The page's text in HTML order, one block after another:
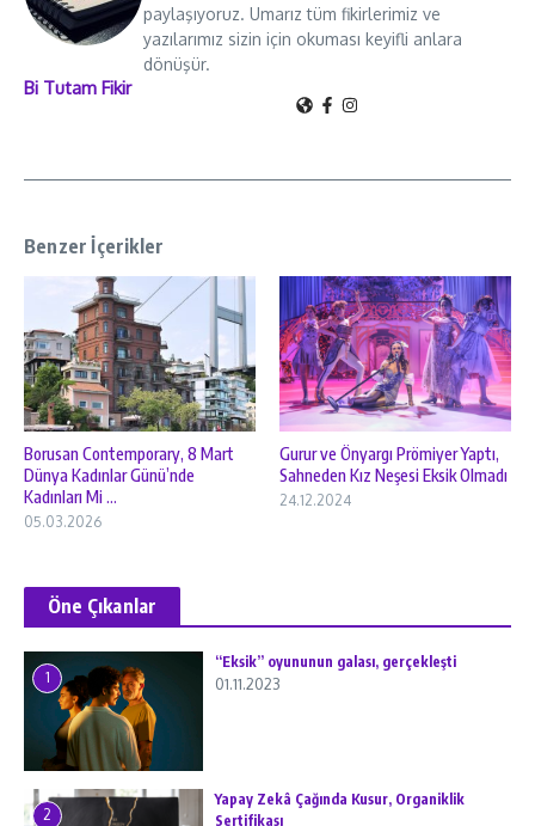
Bi Tutam Fikir
paylaşıyoruz. Umarız tüm fikirlerimiz ve
yazılarımız sizin için okuması keyifli anlara
dönüşür.
Benzer İçerikler
Borusan Contemporary, 8 Mart
Dünya Kadınlar Günü’nde
Kadınları Mi ...
05.03.2026
Gurur ve Önyargı Prömiyer Yaptı,
Sahneden Kız Neşesi Eksik Olmadı
24.12.2024
Öne Çıkanlar
1
“Eksik” oyununun galası, gerçekleşti
01.11.2023
2
Yapay Zekâ Çağında Kusur, Organiklik
Sertifikası